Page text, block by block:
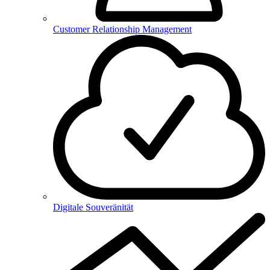
Customer Relationship Management
Digitale Souveränität